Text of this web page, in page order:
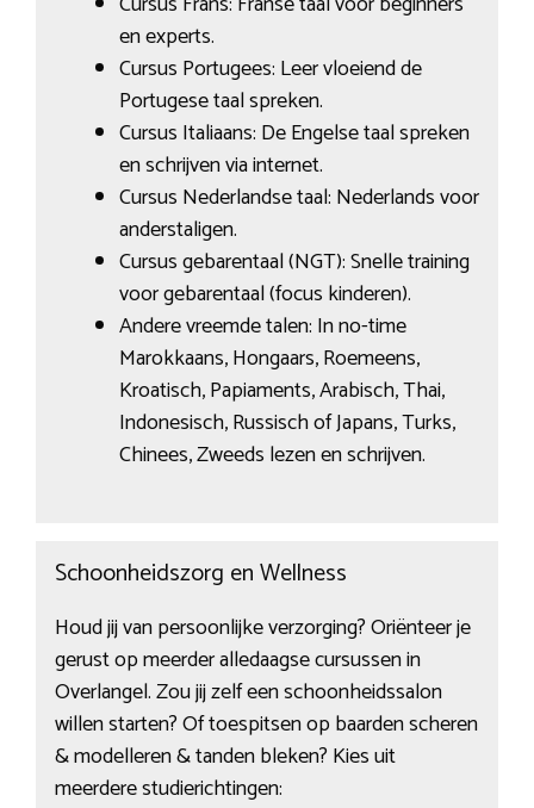
en experts.
Cursus Portugees: Leer vloeiend de
Portugese taal spreken.
Cursus Italiaans: De Engelse taal spreken
en schrijven via internet.
Cursus Nederlandse taal: Nederlands voor
anderstaligen.
Cursus gebarentaal (NGT): Snelle training
voor gebarentaal (focus kinderen).
Andere vreemde talen: In no-time
Marokkaans, Hongaars, Roemeens,
Kroatisch, Papiaments, Arabisch, Thai,
Indonesisch, Russisch of Japans, Turks,
Chinees, Zweeds lezen en schrijven.
Schoonheidszorg en Wellness
Houd jij van persoonlijke verzorging? Oriënteer je
gerust op meerder alledaagse cursussen in
Overlangel. Zou jij zelf een schoonheidssalon
willen starten? Of toespitsen op baarden scheren
& modelleren & tanden bleken? Kies uit
meerdere studierichtingen: